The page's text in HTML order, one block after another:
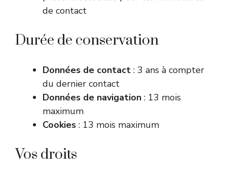
de contact
Durée de conservation
Données de contact : 3 ans à compter
du dernier contact
Données de navigation : 13 mois
maximum
Cookies : 13 mois maximum
Vos droits